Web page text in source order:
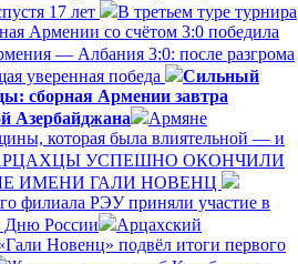
17 лет
В третьем туре турнира
Армении со счётом 3:0 победила
— Албания 3:0: после разгрома
уверенная победа
Сильный
сборная Армении завтра
Азербайджана
Армяне
которая была влиятельной — и
УСПЕШНО ОКОНЧИЛИ
ИМЕНИ ГАЛИ НОВЕНЦ
филиала РЭУ приняли участие в
Дню России
Арцахский
Новенц» подвёл итоги первого